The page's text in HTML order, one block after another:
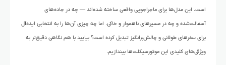
است. این مدل‌ها برای ماجراجویی واقعی ساخته شده‌اند — چه در جاده‌های
آسفالت‌شده و چه در مسیرهای ناهموار و خاکی. اما چه چیزی آن‌ها را به انتخابی ایده‌آل
برای سفرهای طولانی و چالش‌برانگیز تبدیل کرده است؟ بیایید با هم نگاهی دقیق‌تر به
ویژگی‌های کلیدی این موتورسیکلت‌ها بیندازیم.